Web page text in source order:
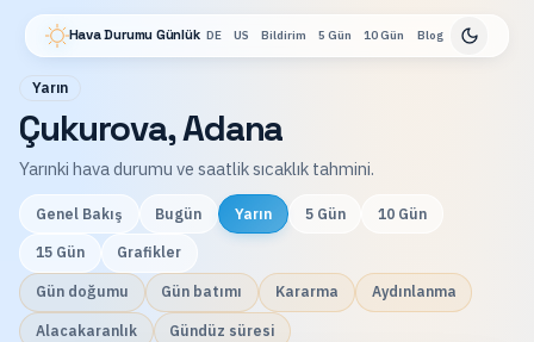
Hava Durumu Günlük DE US Bildirim 5 Gün 10 Gün Blog
Yarın
Çukurova, Adana
Yarınki hava durumu ve saatlik sıcaklık tahmini.
Genel Bakış Bugün Yarın 5 Gün 10 Gün
15 Gün Grafikler
Gün doğumu Gün batımı Kararma Aydınlanma
Alacakaranlık Gündüz süresi